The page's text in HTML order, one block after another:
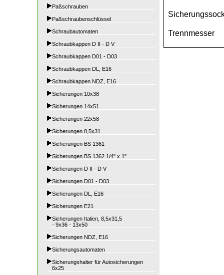
Paßschrauben
Paßschraubenschlüssel
Schraubautomaten
Schraubkappen D II - D V
Schraubkappen D01 - D03
Schraubkappen DL, E16
Schraubkappen NDZ, E16
Sicherungen 10x38
Sicherungen 14x51
Sicherungen 22x58
Sicherungen 8,5x31
Sicherungen BS 1361
Sicherungen BS 1362 1/4" x 1"
Sicherungen D II - D V
Sicherungen D01 - D03
Sicherungen DL, E16
Sicherungen E21
Sicherungen Italien, 8,5x31,5
- 9x36 - 13x50
Sicherungen NDZ, E16
Sicherungsautomaten
Sicherungshalter für Autosicherungen
6x25
Trennmesser